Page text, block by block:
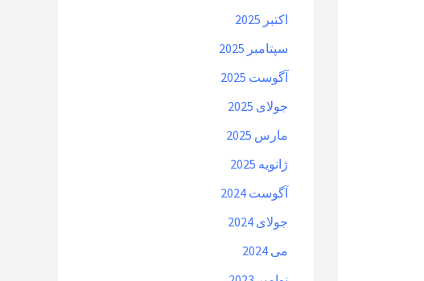
اکتبر 2025
سپتامبر 2025
آگوست 2025
جولای 2025
مارس 2025
ژانویه 2025
آگوست 2024
جولای 2024
می 2024